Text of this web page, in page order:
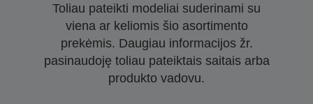
Toliau pateikti modeliai suderinami su
viena ar keliomis šio asortimento
prekėmis. Daugiau informacijos žr.
pasinaudoję toliau pateiktais saitais arba
produkto vadovu.